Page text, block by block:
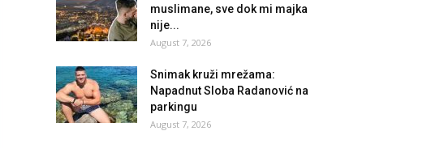
muslimane, sve dok mi majka
nije...
August 7, 2026
Snimak kruži mrežama:
Napadnut Sloba Radanović na
parkingu
August 7, 2026